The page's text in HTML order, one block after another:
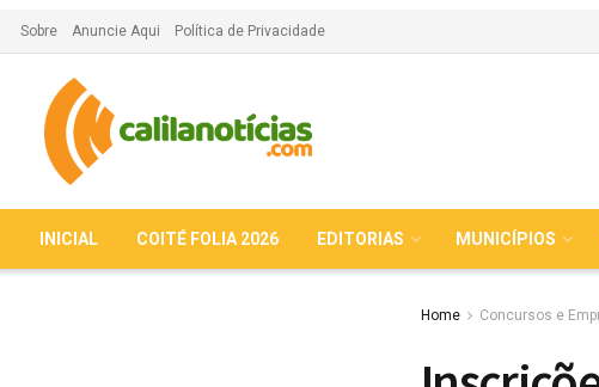
Sobre Anuncie Aqui Política de Privacidade
INICIAL COITÉ FOLIA 2026 EDITORIAS MUNICÍPIOS
Home Concursos e